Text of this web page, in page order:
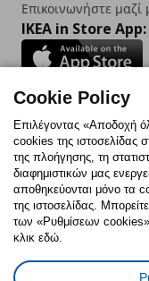
Επικοινωνήστε μαζί
IKEA in Store App:
Follow us:
FacebookInstagram
TikTok
Πολιτική
Cookie Policy
Επιλέγοντας «Αποδοχή
cookies της ιστοσελίδας
της πλοήγησης, τη
διαφημιστικών μας
αποθηκεύονται μόνο τα
της ιστοσελίδας.
των «Ρυθμίσεων
κλικ εδώ.